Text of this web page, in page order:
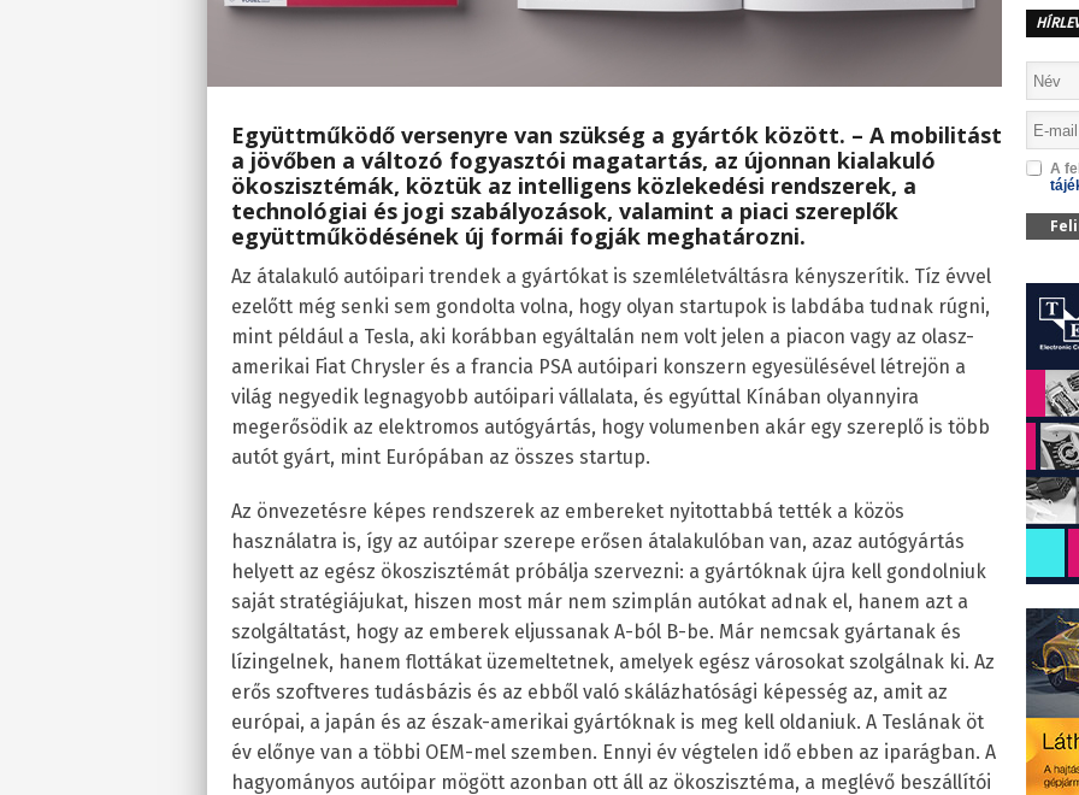
Együttműködő versenyre van szükség a gyártók között. – A mobilitást
a jövőben a változó fogyasztói magatartás, az újonnan kialakuló
ökoszisztémák, köztük az intelligens közlekedési rendszerek, a
technológiai és jogi szabályozások, valamint a piaci szereplők
együttműködésének új formái fogják meghatározni.
Az átalakuló autóipari trendek a gyártókat is szemléletváltásra kényszerítik. Tíz évvel
ezelőtt még senki sem gondolta volna, hogy olyan startupok is labdába tudnak rúgni,
mint például a Tesla, aki korábban egyáltalán nem volt jelen a piacon vagy az olasz-
amerikai Fiat Chrysler és a francia PSA autóipari konszern egyesülésével létrejön a
világ negyedik legnagyobb autóipari vállalata, és egyúttal Kínában olyannyira
megerősödik az elektromos autógyártás, hogy volumenben akár egy szereplő is több
autót gyárt, mint Európában az összes startup.
Az önvezetésre képes rendszerek az embereket nyitottabbá tették a közös
használatra is, így az autóipar szerepe erősen átalakulóban van, azaz autógyártás
helyett az egész ökoszisztémát próbálja szervezni: a gyártóknak újra kell gondolniuk
saját stratégiájukat, hiszen most már nem szimplán autókat adnak el, hanem azt a
szolgáltatást, hogy az emberek eljussanak A-ból B-be. Már nemcsak gyártanak és
lízingelnek, hanem flottákat üzemeltetnek, amelyek egész városokat szolgálnak ki. Az
erős szoftveres tudásbázis és az ebből való skálázhatósági képesség az, amit az
európai, a japán és az észak-amerikai gyártóknak is meg kell oldaniuk. A Teslának öt
év előnye van a többi OEM-mel szemben. Ennyi év végtelen idő ebben az iparágban. A
hagyományos autóipar mögött azonban ott áll az ökoszisztéma, a meglévő beszállítói
A